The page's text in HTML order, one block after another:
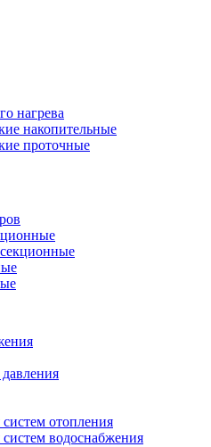
нагрева
накопительные
проточные
отопления
водоснабжения